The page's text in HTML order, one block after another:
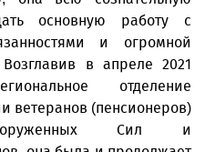
основную работу с
и огромной
в апреле 2021
отделение
ветеранов (пенсионеров)
Сил и